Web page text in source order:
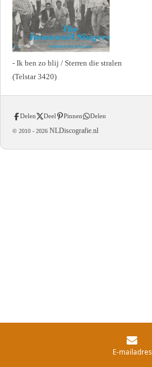
- Ik ben zo blij / Sterren die stralen
(Telstar 3420)
Delen Deel Pinnen Delen
© 2010 - 2026 NLDiscografie.nl
E-mailadres